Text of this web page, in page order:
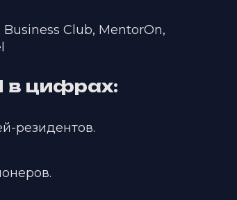
в цифрах:
резидентов.
Club, MentorOn,